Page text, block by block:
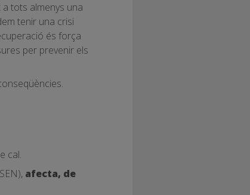
tots almenys una
tenir una crisi
és força
per prevenir els
cal.
afecta, de